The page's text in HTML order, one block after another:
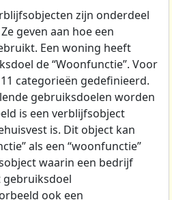
zijn onderdeel
geven aan hoe een
Een woning heeft
de “Woonfunctie”. Voor
categorieën gedefinieerd.
gebruiksdoelen worden
is een verblijfsobject
is. Dit object kan
als een “woonfunctie”
waarin een bedrijf
gebruiksdoel
ook een